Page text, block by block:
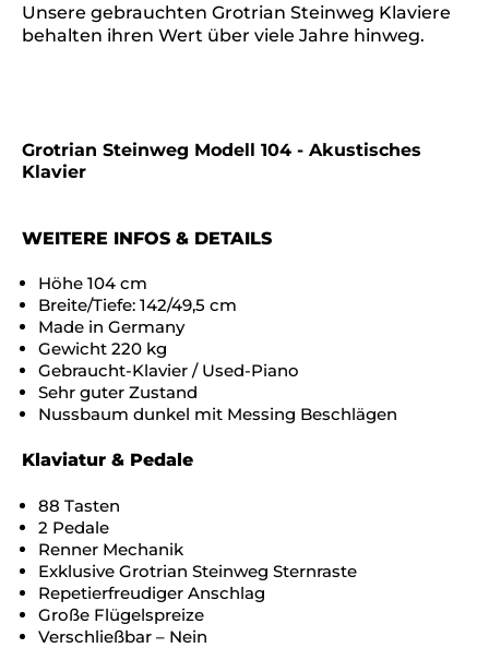
Unsere gebrauchten Grotrian Steinweg Klaviere
behalten ihren Wert über viele Jahre hinweg.
Grotrian Steinweg Modell 104 - Akustisches
Klavier
WEITERE INFOS & DETAILS
Höhe 104 cm
Breite/Tiefe: 142/49,5 cm
Made in Germany
Gewicht 220 kg
Gebraucht-Klavier / Used-Piano
Sehr guter Zustand
Nussbaum dunkel mit Messing Beschlägen
Klaviatur & Pedale
88 Tasten
2 Pedale
Renner Mechanik
Exklusive Grotrian Steinweg Sternraste
Repetierfreudiger Anschlag
Große Flügelspreize
Verschließbar – Nein